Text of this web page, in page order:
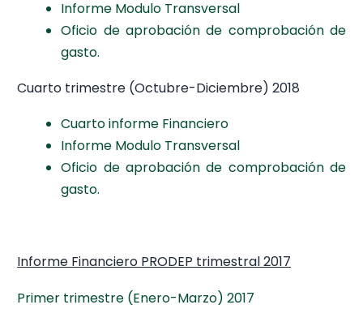
Informe Modulo Transversal
Oficio de aprobación de comprobación de
gasto.
Cuarto trimestre (Octubre-Diciembre) 2018
Cuarto informe Financiero
Informe Modulo Transversal
Oficio de aprobación de comprobación de
gasto.
Informe Financiero PRODEP trimestral 2017
Primer trimestre (Enero-Marzo) 2017